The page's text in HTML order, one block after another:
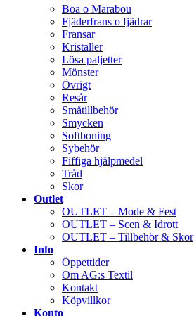
Boa o Marabou
Fjäderfrans o fjädrar
Fransar
Kristaller
Lösa paljetter
Mönster
Övrigt
Resår
Småtillbehör
Smycken
Softboning
Sybehör
Fiffiga hjälpmedel
Tråd
Skor
Outlet
OUTLET – Mode & Fest
OUTLET – Scen & Idrott
OUTLET – Tillbehör & Skor
Info
Öppettider
Om AG:s Textil
Kontakt
Köpvillkor
Konto